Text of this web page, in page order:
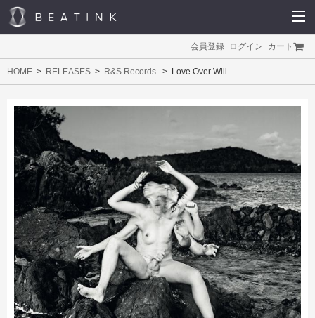
会員登録 ログイン カート
HOME RELEASES R&S Records Love Over Will